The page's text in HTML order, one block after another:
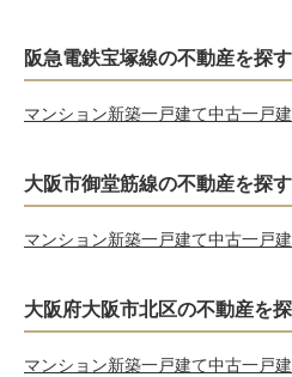
阪急電鉄宝塚線の不動産を探す
マンション新築一戸建て中古一戸
大阪市御堂筋線の不動産を探す
マンション新築一戸建て中古一戸
大阪府大阪市北区の不動産を
マンション新築一戸建て中古一戸